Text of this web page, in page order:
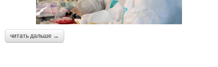
читать дальше →